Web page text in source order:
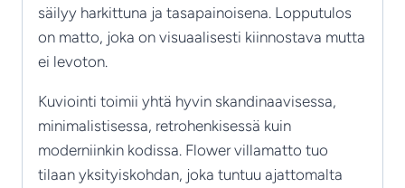
säilyy harkittuna ja tasapainoisena. Lopputulos
on matto, joka on visuaalisesti kiinnostava mutta
ei levoton.
Kuviointi toimii yhtä hyvin skandinaavisessa,
minimalistisessa, retrohenkisessä kuin
moderniinkin kodissa. Flower villamatto tuo
tilaan yksityiskohdan, joka tuntuu ajattomalta